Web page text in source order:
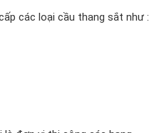
các loại cầu thang sắt như :